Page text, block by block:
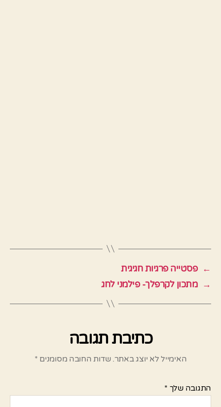
← פסטייה פרגיות חגיגית
→ מתכון לקרפלך- פילמני לחג
כתיבת תגובה
האימייל לא יוצג באתר. שדות החובה מסומנים *
התגובה שלך *